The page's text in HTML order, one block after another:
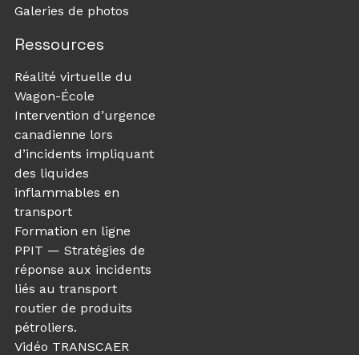
Galeries de photos
Ressources
Réalité virtuelle du
Wagon-École
Intervention d’urgence
canadienne lors
d’incidents impliquant
des liquides
inflammables en
transport
Formation en ligne
PPIT — Stratégies de
réponse aux incidents
liés au transport
routier de produits
pétroliers.
Vidéo TRANSCAER